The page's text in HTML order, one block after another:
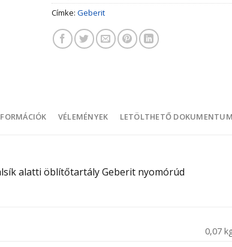
Címke: Geberit
VÉLEMÉNYEK LETÖLTHETŐ
alatti öblítőtartály Geberit nyomórúd
0,07